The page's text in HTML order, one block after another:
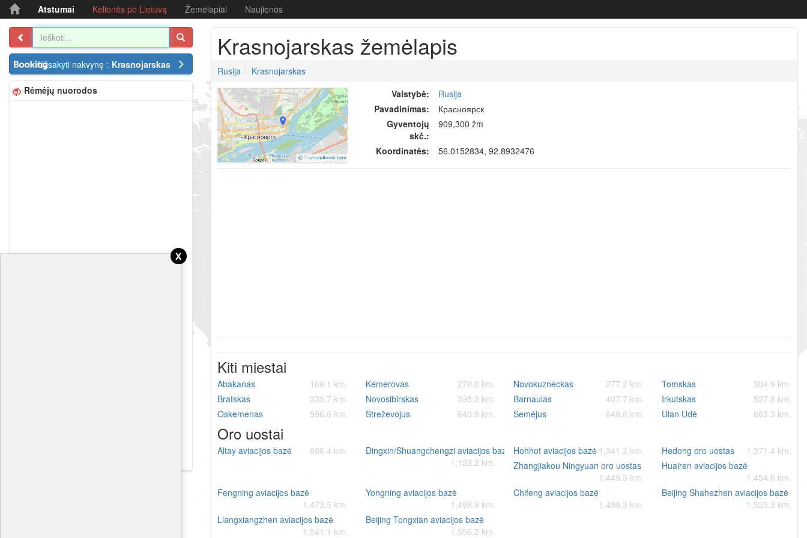
Atstumai Kelionės po Lietuvą Žemėlapiai Naujienos
Užsakyti nakvynę : Krasnojarskas
Rėmėjų nuorodos
Krasnojarskas žemėlapis
Rusija
Krasnojarskas
Valstybė:
Rusija
Pavadinimas:
Красноярск
Gyventojų
skč.:
909,300 žm
Koordinatės: 56.0152834, 92.8932476
Kiti miestai
Abakanas 169.1 km. Kemerovas 270.0 km. Novokuzneckas 277.2 km. Tomskas
304.9 km.
Bratskas
335.7 km. Novosibirskas 395.3 km. Barnaulas 407.7 km. Irkutskas
527.8 km.
Oskemenas
596.6 km. Streževojus 640.9 km. Semėjus 648.6 km. Ulan Udė 663.3 km.
Oro uostai
Altay aviacijos bazė 606.4 km.
Dingxin/Shuangchengzi aviacijos bazė
1,123.2 km.
Hohhot aviacijos bazė 1,341.2 km. Hedong oro uostas
1,371.4 km.
Zhangjiakou Ningyuan oro uostas
1,449.3 km.
Huairen aviacijos bazė
1,454.6 km.
Fengning aviacijos bazė
1,473.5 km.
Yongning aviacijos bazė
1,498.9 km.
Chifeng aviacijos bazė
1,499.3 km.
Beijing Shahezhen aviacijos bazė
1,525.3 km.
Liangxiangzhen aviacijos bazė
1,541.1 km.
Beijing Tongxian aviacijos bazė
1,556.2 km.
x